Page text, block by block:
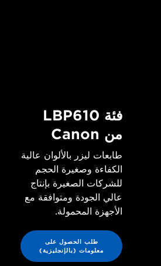
فئة LBP610
من Canon
طابعات ليزر بالألوان عالية
الكفاءة وصغيرة الحجم
للشركات الصغيرة بإنتاج
عالي الجودة ومتوافقة مع
الأجهزة المحمولة.
طلب الحصول على
معلومات (بالإنجليزية)